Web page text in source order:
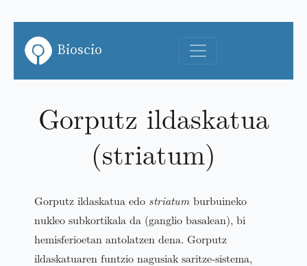
Bioscio
Gorputz ildaskatua
(striatum)
Gorputz ildaskatua edo striatum burbuineko
nukleo subkortikala da (ganglio basalean), bi
hemisferioetan antolatzen dena. Gorputz
ildaskatuaren funtzio nagusiak saritze-sistema,